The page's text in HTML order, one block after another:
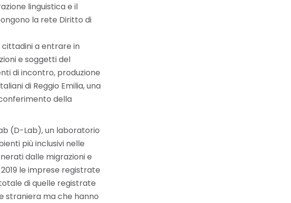
linguistica e il
la rete Diritto di
cittadini a entrare in
e soggetti del
di incontro, produzione
di Reggio Emilia, una
della
(D-Lab), un laboratorio
più inclusivi nelle
dalle migrazioni e
le imprese registrate
di quelle registrate
straniera ma che hanno